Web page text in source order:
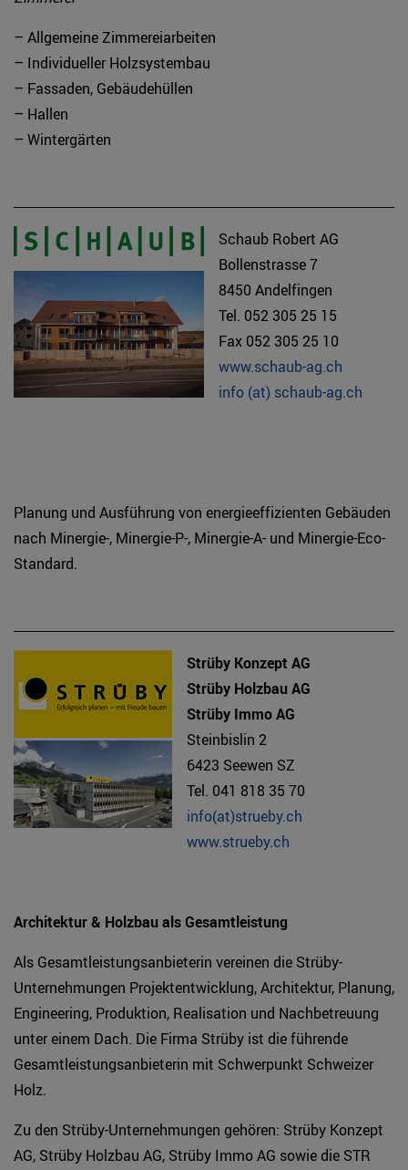
– Allgemeine Zimmereiarbeiten
– Individueller Holzsystembau
– Fassaden, Gebäudehüllen
– Hallen
– Wintergärten
Schaub Robert AG
Bollenstrasse 7
8450 Andelfingen
Tel. 052 305 25 15
Fax 052 305 25 10
www.schaub-ag.ch
info (at) schaub-ag.ch
Planung und Ausführung von energieeffizienten Gebäuden
nach Minergie-, Minergie-P-, Minergie-A- und Minergie-Eco-
Standard.
Strüby Konzept AG
Strüby Holzbau AG
Strüby Immo AG
Steinbislin 2
6423 Seewen SZ
Tel. 041 818 35 70
info(at)strueby.ch
www.strueby.ch
Architektur & Holzbau als Gesamtleistung
Als Gesamtleistungsanbieterin vereinen die Strüby-
Unternehmungen Projektentwicklung, Architektur, Planung,
Engineering, Produktion, Realisation und Nachbetreuung
unter einem Dach. Die Firma Strüby ist die führende
Gesamtleistungsanbieterin mit Schwerpunkt Schweizer
Holz.
Zu den Strüby-Unternehmungen gehören: Strüby Konzept
AG, Strüby Holzbau AG, Strüby Immo AG sowie die STR